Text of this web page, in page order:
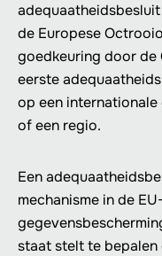
de Europese
goedkeuring door de
eerste
op een
of een regio.
Een
mechanisme in de
staat stelt te